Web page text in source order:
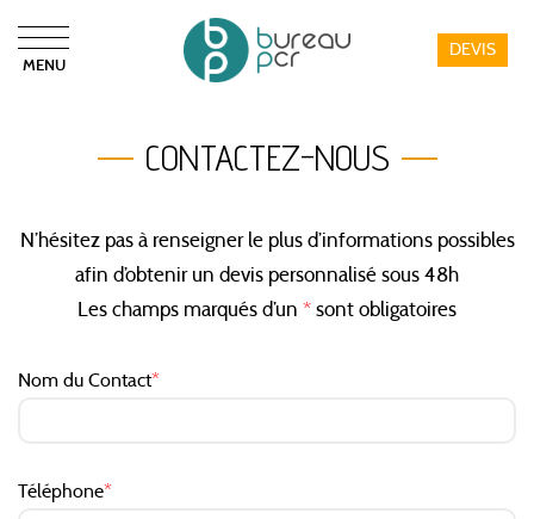
MENU
DEVIS
CONTACTEZ-NOUS
N’hésitez pas à renseigner le plus d’informations possibles
afin d’obtenir un devis personnalisé sous 48h
Les champs marqués d’un *sont obligatoires
Nom du Contact*
Téléphone*